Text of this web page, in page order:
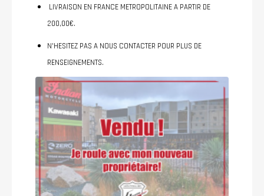
LIVRAISON EN FRANCE METROPOLITAINE A PARTIR DE
200,00€.
N'HESITEZ PAS A NOUS CONTACTER POUR PLUS DE
RENSEIGNEMENTS.